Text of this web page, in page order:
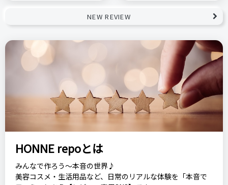
NEW REVIEW
HONNE repoとは
みんなで作ろう～本音の世界♪
美容コスメ・生活用品など、日常のリアルな体験を「本音で